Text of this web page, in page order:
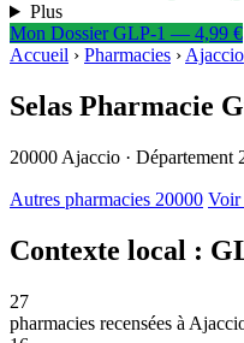
Plus
Mon Dossier GLP-1 — 4,99 €
Accueil › Pharmacies › Ajaccio
Selas Pharmacie
20000 Ajaccio · Département
Autres pharmacies 20000 Voir
Contexte local :
27
pharmacies recensées à